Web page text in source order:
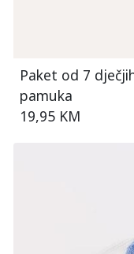
Paket od 7
pamuka
19,95 KM